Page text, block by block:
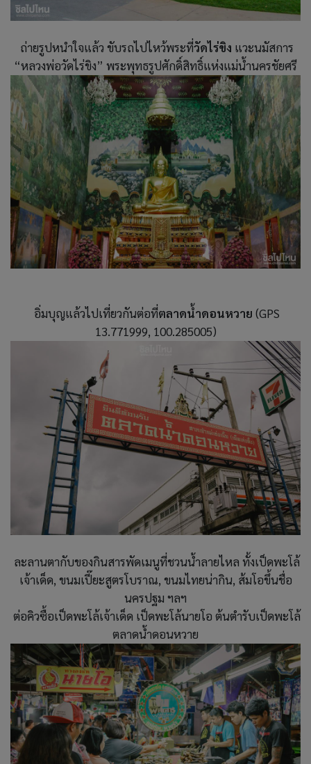
ถ่ายรูปหนำใจแล้ว ขับรถไปไหว้พระที่วัดไร่ขิง แวะนมัสการ
“หลวงพ่อวัดไร่ขิง” พระพุทธรูปศักดิ์สิทธิ์แห่งแม่น้ำนครชัยศรี
อิ่มบุญแล้วไปเที่ยวกันต่อที่ตลาดน้ำดอนหวาย (GPS
13.771999, 100.285005)
ละลานตากับของกินสารพัดเมนูที่ชวนน้ำลายไหล ทั้งเป็ดพะโล้
เจ้าเด็ด, ขนมเปี๊ยะสูตรโบราณ, ขนมไทยน่ากิน, ส้มโอขึ้นชื่อ
นครปฐม ฯลฯ
ต่อคิวซื้อเป็ดพะโล้เจ้าเด็ด เป็ดพะโล้นายโอ ต้นตำรับเป็ดพะโล้
ตลาดน้ำดอนหวาย